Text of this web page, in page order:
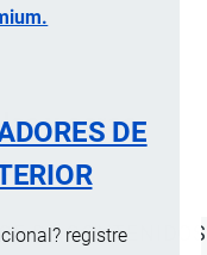
DE
registre
y ceras
DE CONTENIDOS